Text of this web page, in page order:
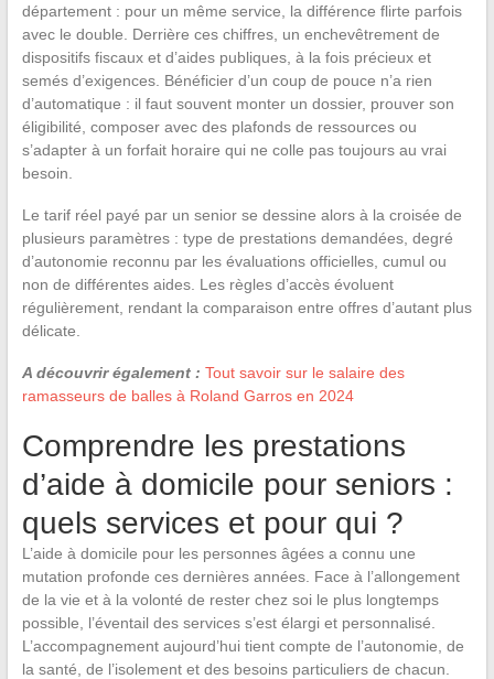
département : pour un même service, la différence flirte parfois
avec le double. Derrière ces chiffres, un enchevêtrement de
dispositifs fiscaux et d’aides publiques, à la fois précieux et
semés d’exigences. Bénéficier d’un coup de pouce n’a rien
d’automatique : il faut souvent monter un dossier, prouver son
éligibilité, composer avec des plafonds de ressources ou
s’adapter à un forfait horaire qui ne colle pas toujours au vrai
besoin.
Le tarif réel payé par un senior se dessine alors à la croisée de
plusieurs paramètres : type de prestations demandées, degré
d’autonomie reconnu par les évaluations officielles, cumul ou
non de différentes aides. Les règles d’accès évoluent
régulièrement, rendant la comparaison entre offres d’autant plus
délicate.
A découvrir également : Tout savoir sur le salaire des
ramasseurs de balles à Roland Garros en 2024
Comprendre les prestations
d’aide à domicile pour seniors :
quels services et pour qui ?
L’aide à domicile pour les personnes âgées a connu une
mutation profonde ces dernières années. Face à l’allongement
de la vie et à la volonté de rester chez soi le plus longtemps
possible, l’éventail des services s’est élargi et personnalisé.
L’accompagnement aujourd’hui tient compte de l’autonomie, de
la santé, de l’isolement et des besoins particuliers de chacun.